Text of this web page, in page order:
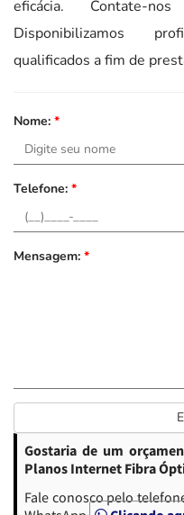
eficácia. Contate-
Disponibilizamos
qualificados a fim de
Nome: *
Telefone: *
Mensagem: *
Gostaria de um
Planos Internet Fibra
Fale conosco pelo